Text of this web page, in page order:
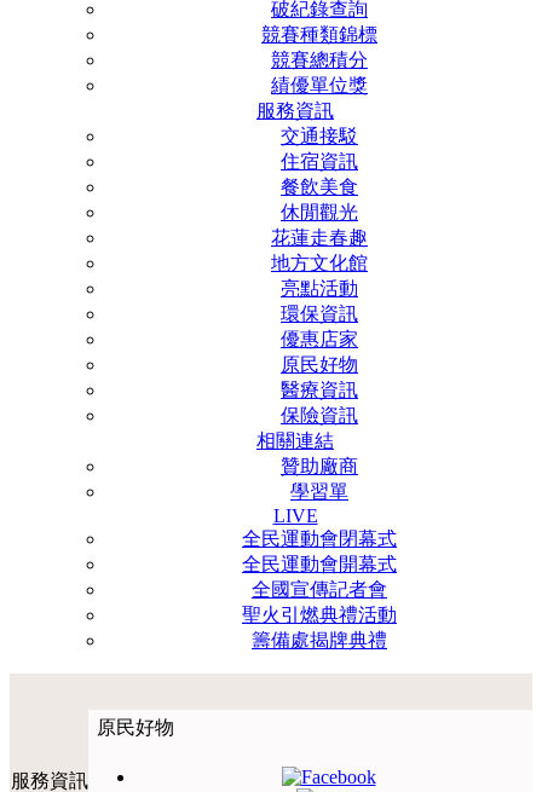
破紀錄查詢
競賽種類錦標
競賽總積分
績優單位獎
服務資訊
交通接駁
住宿資訊
餐飲美食
休閒觀光
花蓮走春趣
地方文化館
亮點活動
環保資訊
優惠店家
原民好物
醫療資訊
保險資訊
相關連結
贊助廠商
學習單
LIVE
全民運動會閉幕式
全民運動會開幕式
全國宣傳記者會
聖火引燃典禮活動
籌備處揭牌典禮
服務資訊
原民好物